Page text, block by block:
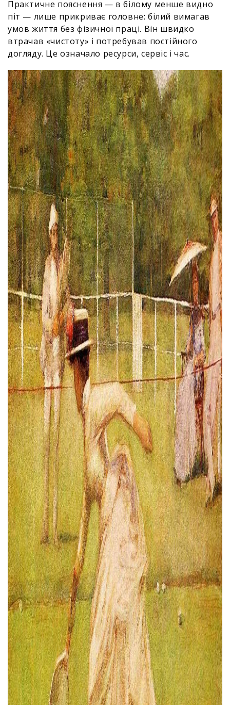
Практичне пояснення — в білому менше видно
піт — лише прикриває головне: білий вимагав
умов життя без фізичної праці. Він швидко
втрачав «чистоту» і потребував постійного
догляду. Це означало ресурси, сервіс і час.